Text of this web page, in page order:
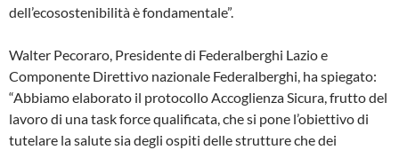
dell’ecosostenibilità è fondamentale”.
Walter Pecoraro, Presidente di Federalberghi Lazio e
Componente Direttivo nazionale Federalberghi, ha spiegato:
“Abbiamo elaborato il protocollo Accoglienza Sicura, frutto del
lavoro di una task force qualificata, che si pone l’obiettivo di
tutelare la salute sia degli ospiti delle strutture che dei